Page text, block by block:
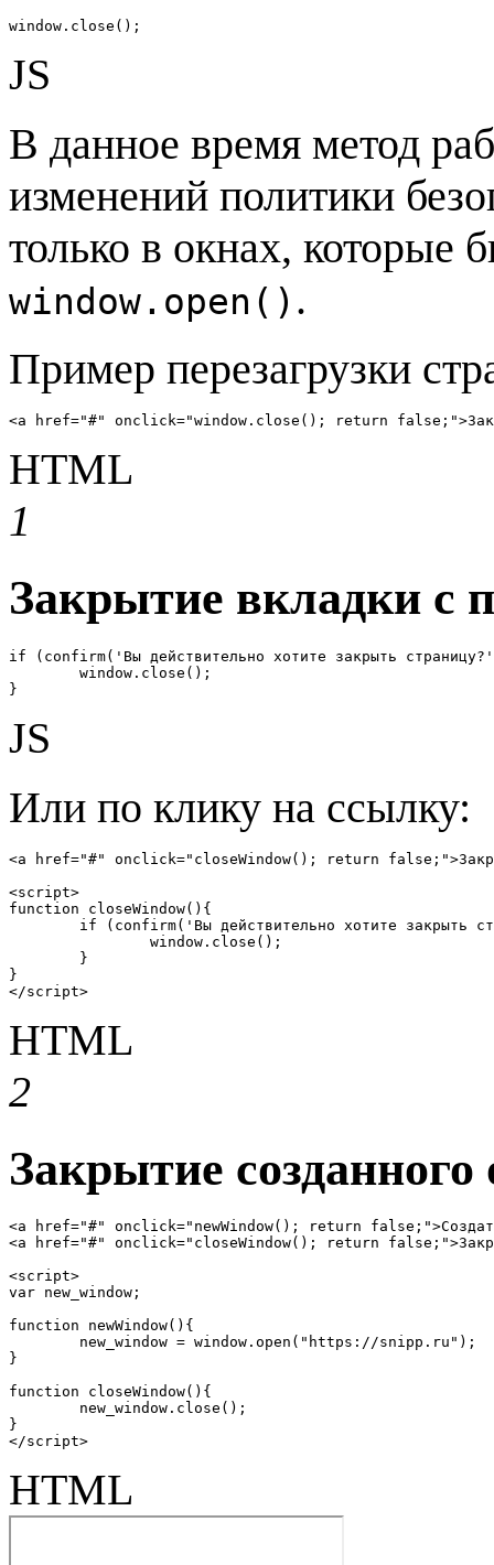
window.close();
JS
В данное время метод
изменений политики
только в окнах,
window.open() .
Пример перезагрузки
<a href="#" onclick="window.close(); return
HTML
1
Закрытие вкладки с
if (confirm('Вы действительно хотите закрыть
}
JS
Или по клику на ссылку:
<a href="#" onclick="closeWindow(); return
<script>
function closeWindow(){
}
</script>
HTML
2
Закрытие
<a href="#" onclick="newWindow(); return
<a href="#" onclick="closeWindow(); return
<script>
var new_window;
function newWindow(){
}
function closeWindow(){
}
</script>
HTML